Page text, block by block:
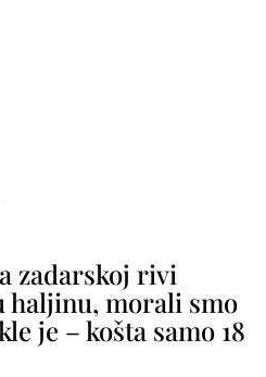
zadarskoj rivi
haljinu, morali smo
je – košta samo 18